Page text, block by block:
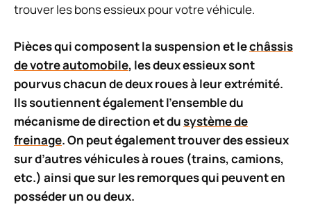
trouver les bons essieux pour votre véhicule.
Pièces qui composent la suspension et lechâssis
de votre automobile, les deux essieux sont
pourvus chacun de deux roues à leur extrémité.
Ils soutiennent également l’ensemble du
mécanisme de direction et dusystème de
freinage. On peut également trouver des essieux
sur d’autres véhicules à roues (trains, camions,
etc.) ainsi que sur les remorques qui peuvent en
posséder un ou deux.